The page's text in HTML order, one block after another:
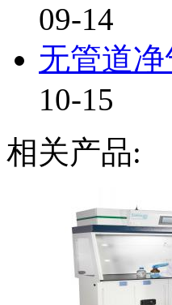
09-14
无管道
10-15
相关产品: